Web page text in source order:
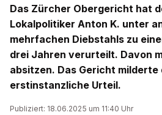
Das Zürcher Obergericht hat
Lokalpolitiker Anton K. unter
mehrfachen Diebstahls zu
drei Jahren verurteilt. Davon
absitzen. Das Gericht milderte
erstinstanzliche Urteil.
Publiziert: 18.06.2025 um 11:40 Uhr